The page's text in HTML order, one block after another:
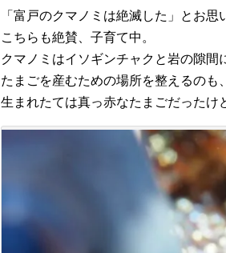
「富戸のクマノミは絶滅した」とお
こちらも絶賛、子育て中。
クマノミはイソギンチャクと岩の隙間
たまごを産むための場所を整えるの
生まれたては真っ赤なたまごだった